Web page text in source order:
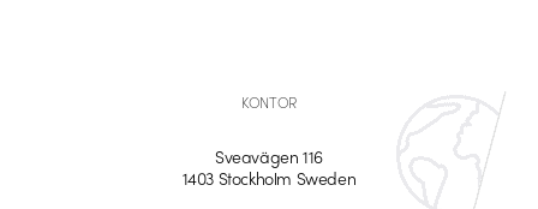
KONTOR
Sveavägen 116
1403 Stockholm Sweden